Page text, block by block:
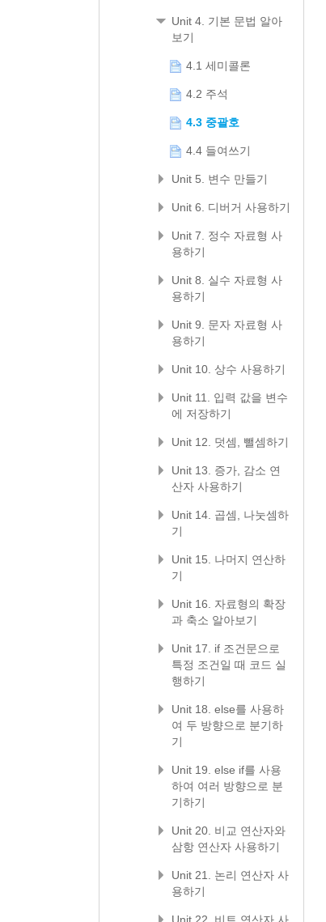
Unit 4. 기본 문법 알아
보기
4.1 세미콜론
4.2 주석
4.3 중괄호
4.4 들여쓰기
Unit 5. 변수 만들기
Unit 6. 디버거 사용하기
Unit 7. 정수 자료형 사
용하기
Unit 8. 실수 자료형 사
용하기
Unit 9. 문자 자료형 사
용하기
Unit 10. 상수 사용하기
Unit 11. 입력 값을 변수
에 저장하기
Unit 12. 덧셈, 뺄셈하기
Unit 13. 증가, 감소 연
산자 사용하기
Unit 14. 곱셈, 나눗셈하
기
Unit 15. 나머지 연산하
기
Unit 16. 자료형의 확장
과 축소 알아보기
Unit 17. if 조건문으로
특정 조건일 때 코드 실
행하기
Unit 18. else를 사용하
여 두 방향으로 분기하
기
Unit 19. else if를 사용
하여 여러 방향으로 분
기하기
Unit 20. 비교 연산자와
삼항 연산자 사용하기
Unit 21. 논리 연산자 사
용하기